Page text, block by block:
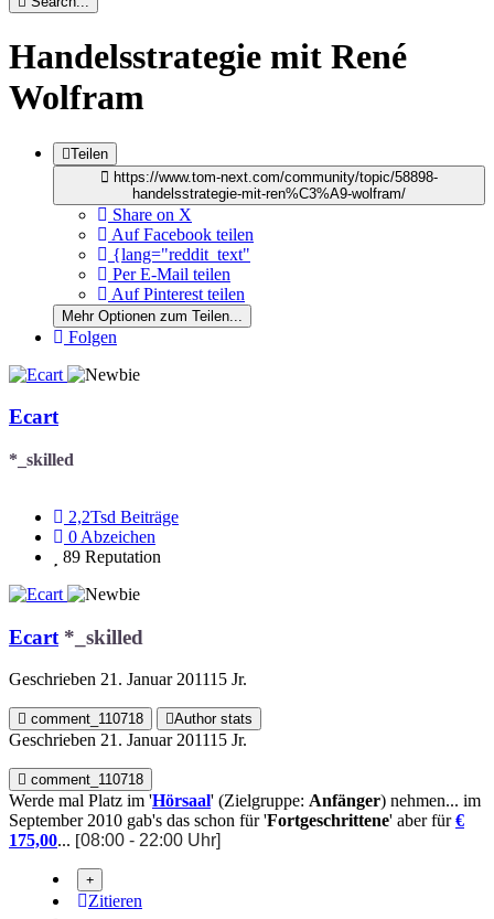
Handelsstrategie mit René
Wolfram
Teilen
https://www.tom-next.com/community/topic/58898-
handelsstrategie-mit-ren%C3%A9-wolfram/
Share on X
Auf Facebook teilen
{lang="reddit_text"
Per E-Mail teilen
Auf Pinterest teilen
Mehr Optionen zum Teilen...
Folgen
Ecart
*_skilled
2,2Tsd Beiträge
0 Abzeichen
89 Reputation
Ecart *_skilled
Geschrieben 21. Januar 201115 Jr.
comment_110718 Author stats
Geschrieben 21. Januar 201115 Jr.
comment_110718
Werde mal Platz im 'Hörsaal' (Zielgruppe: Anfänger) nehmen... im
September 2010 gab's das schon für 'Fortgeschrittene' aber für€
175,00... [08:00 - 22:00 Uhr]
Zitieren